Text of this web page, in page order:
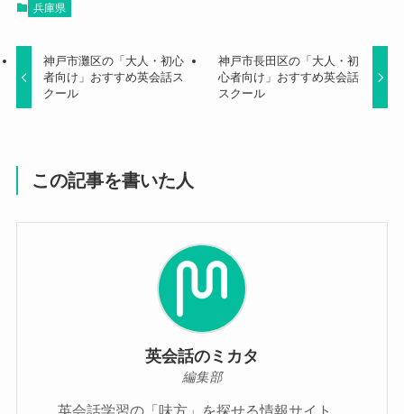
兵庫県
神戸市灘区の「大人・初心
者向け」おすすめ英会話ス
クール
神戸市長田区の「大人・初
心者向け」おすすめ英会話
スクール
この記事を書いた人
英会話のミカタ
編集部
英会話学習の「味方」を探せる情報サイト。